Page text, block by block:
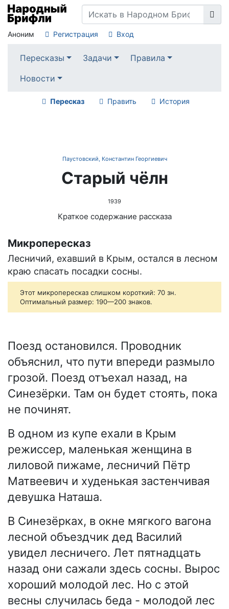
Аноним Регистрация Вход
Пересказы Задачи
Правила
Новости
Пересказ Править История
Паустовский, Константин Георгиевич
Старый чёлн
1939
Краткое содержание рассказа
Микропересказ
Лесничий, ехавший в Крым, остался в лесном
краю спасать посадки сосны.
Этот микропересказ слишком короткий: 70 зн.
Оптимальный размер: 190—200 знаков.
Поезд остановился. Проводник
объяснил, что пути впереди размыло
грозой. Поезд отъехал назад, на
Синезёрки. Там он будет стоять, пока
не починят.
В одном из купе ехали в Крым
режиссер, маленькая женщина в
лиловой пижаме, лесничий Пётр
Матвеевич и худенькая застенчивая
девушка Наташа.
В Синезёрках, в окне мягкого вагона
лесной объездчик дед Василий
увидел лесничего. Лет пятнадцать
назад они сажали здесь сосны. Вырос
хороший молодой лес. Но с этой
весны случилась беда - молодой лес